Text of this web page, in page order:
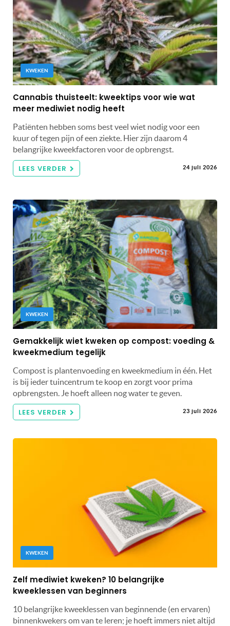
KWEKEN
Cannabis thuisteelt: kweektips voor wie wat
meer mediwiet nodig heeft
Patiënten hebben soms best veel wiet nodig voor een
kuur of tegen pijn of een ziekte. Hier zijn daarom 4
belangrijke kweekfactoren voor de opbrengst.
LEES VERDER 24 juli 2026
KWEKEN
Gemakkelijk wiet kweken op compost: voeding &
kweekmedium tegelijk
Compost is plantenvoeding en kweekmedium in één. Het
is bij ieder tuincentrum te koop en zorgt voor prima
opbrengsten. Je hoeft alleen nog water te geven.
LEES VERDER 23 juli 2026
KWEKEN
Zelf mediwiet kweken? 10 belangrijke
kweeklessen van beginners
10 belangrijke kweeklessen van beginnende (en ervaren)
binnenkwekers om van te leren; je hoeft immers niet altijd